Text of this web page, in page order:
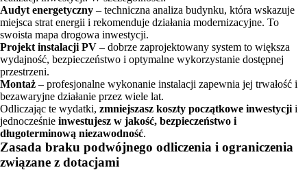
Audyt energetyczny – techniczna analiza budynku, która wskazuje
miejsca strat energii i rekomenduje działania modernizacyjne. To
swoista mapa drogowa inwestycji.
Projekt instalacji PV – dobrze zaprojektowany system to większa
wydajność, bezpieczeństwo i optymalne wykorzystanie dostępnej
przestrzeni.
Montaż – profesjonalne wykonanie instalacji zapewnia jej trwałość i
bezawaryjne działanie przez wiele lat.
Odliczając te wydatki, zmniejszasz koszty początkowe inwestycji i
jednocześnie inwestujesz w jakość, bezpieczeństwo i
długoterminową niezawodność.
Zasada braku podwójnego odliczenia i ograniczenia
związane z dotacjami